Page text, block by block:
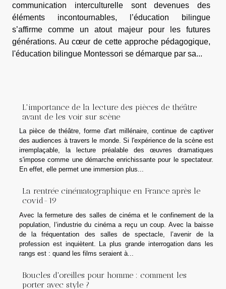
communication interculturelle sont devenues des
éléments incontournables, l’éducation bilingue
s’affirme comme un atout majeur pour les futures
générations. Au cœur de cette approche pédagogique,
l'éducation bilingue Montessori se démarque par sa...
L'importance de la lecture des pièces de théâtre
avant de les voir sur scène
La pièce de théâtre, forme d'art millénaire, continue de captiver
des audiences à travers le monde. Si l'expérience de la scène est
irremplaçable, la lecture préalable des œuvres dramatiques
s'impose comme une démarche enrichissante pour le spectateur.
En effet, elle permet une immersion plus...
La rentrée cinématographique en France après le
covid-19
Avec la fermeture des salles de cinéma et le confinement de la
population, l’industrie du cinéma a reçu un coup. Avec la baisse
de la fréquentation des salles de spectacle, l’avenir de la
profession est inquiètent. La plus grande interrogation dans les
rangs est : quand les films seraient à...
Boucles d'oreilles pour homme : comment les
porter avec style ?